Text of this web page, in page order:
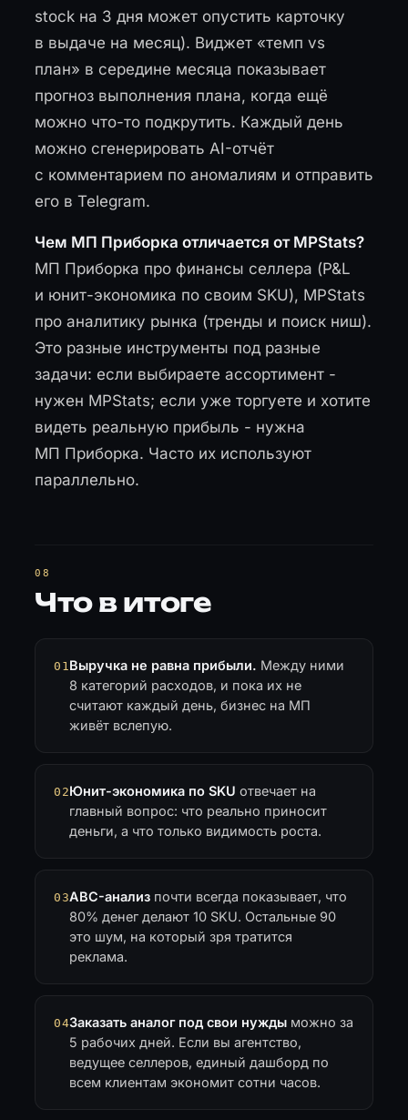
stock на 3 дня может опустить карточку
в выдаче на месяц). Виджет «темп vs
план» в середине месяца показывает
прогноз выполнения плана, когда ещё
можно что-то подкрутить. Каждый день
можно сгенерировать AI-отчёт
с комментарием по аномалиям и отправить
его в Telegram.
Чем МП Приборка отличается от MPStats?
МП Приборка про финансы селлера (P&L
и юнит-экономика по своим SKU), MPStats
про аналитику рынка (тренды и поиск ниш).
Это разные инструменты под разные
задачи: если выбираете ассортимент -
нужен MPStats; если уже торгуете и хотите
видеть реальную прибыль - нужна
МП Приборка. Часто их используют
параллельно.
Что в итоге
01Выручка не равна прибыли. Между ними
8 категорий расходов, и пока их не
считают каждый день, бизнес на МП
живёт вслепую.
02Юнит-экономика по SKU отвечает на
главный вопрос: что реально приносит
деньги, а что только видимость роста.
03ABC-анализ почти всегда показывает, что
80% денег делают 10 SKU. Остальные 90
это шум, на который зря тратится
реклама.
04Заказать аналог под свои нужды можно за
5 рабочих дней. Если вы агентство,
ведущее селлеров, единый дашборд по
всем клиентам экономит сотни часов.